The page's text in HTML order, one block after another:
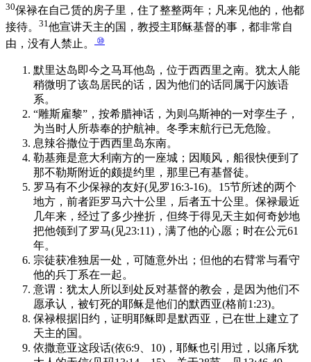
30保禄在自己赁的房子里，住了整整两年；凡来见他的，他都
接待。 31 他宣讲天主的国，教授主耶稣基督的事，都非常自
由，没有人禁止。
⑩
默里达岛即今之马耳他岛，位于西西里之南。犹太人能
稍微明了该岛居民的话，因为他们的话同属于闪族语
系。
“雕斯雇黎”，按希腊神话，为则乌斯神的一对孪生子，
为当时人所恭奉的护航神。冬季末航行已无危险。
息辣谷撒位于西西里岛东南。
勒基雍是意大利南方的一座城；因顺风，船很快便到了
那不勒斯附近的颇提约里，那里已有基督徒。
罗马有不少保禄的友好(见罗16:3-16)。15节所述的两个
地方，前者距罗马六十公里，后者五十公里。保禄最近
几年来，经过了多少挫折，但终于得见天主如何奇妙地
把他领到了罗马(见23:11)，满了他的心愿；时在公元61
年。
宗徒获准独居一处，可随意外出；但他的右臂常与看守
他的兵丁系在一起。
意谓：犹太人所以到处反对基督的教会，是因为他们不
愿承认，被钉死的耶稣是他们的默西亚(格前1:23)。
保禄根据旧约，证明耶稣即是默西亚，已在世上建立了
天主的国。
依撒意亚这段话(依6:9、10)，耶稣也引用过，以痛斥犹